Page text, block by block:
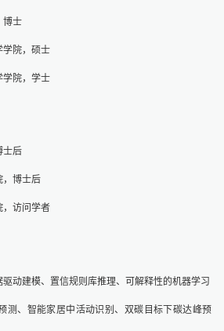
博士
学院，硕士
学院，学士
士后
，博士后
，访问学者
动建模、置信规则库推理、可解释性的机器学习
测、智能家居中活动识别、双碳目标下碳达峰预